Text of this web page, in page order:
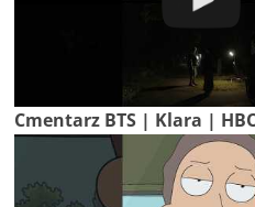
Cmentarz BTS | Klara |